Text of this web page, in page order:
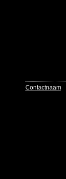
Contactnaam